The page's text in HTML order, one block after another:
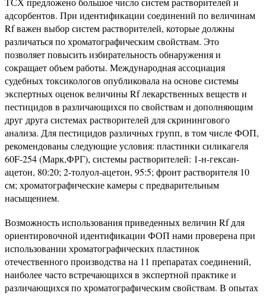
адсорбентов. При идентификации соединений по величинам
Rf важен выбор систем растворителей, которые должны
различаться по хроматографическим свойствам. Это
позволяет повысить избирательность обнаружения и
сокращает объем работы. Международная ассоциация
судебных токсикологов опубликовала на основе системы
экспертных оценок величины Rf лекарственных веществ и
пестицидов в различающихся по свойствам и дополняющим
друг друга системах растворителей для скринингового
анализа. Для пестицидов различных групп, в том числе ФОП,
рекомендованы следующие условия: пластинки силикагеля
60F-254 (Марк,ФРГ), системы растворителей: 1-н-гексан-
ацетон, 80:20; 2-толуол-ацетон, 95:5; фронт растворителя 10
см; хроматографические камеры с предварительным
насыщением.
Возможность использования приведенных величин Rf для
ориентировочной идентификации ФОП нами проверена при
использовании хроматографических пластинок
отечественного производства на 11 препаратах соединений,
наиболее часто встречающихся в экспертной практике и
различающихся по хроматографическим свойствам. В опытах